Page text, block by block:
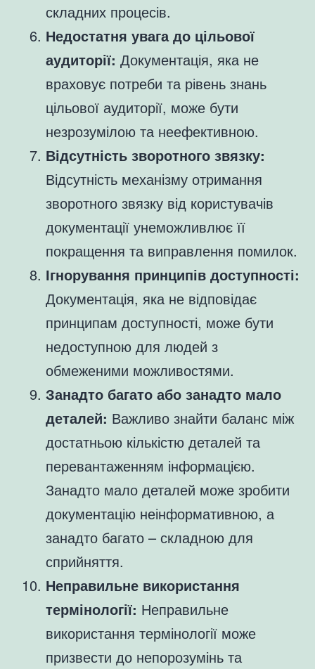
складних процесів.
Недостатня увага до цільової
аудиторії: Документація, яка не
враховує потреби та рівень знань
цільової аудиторії, може бути
незрозумілою та неефективною.
Відсутність зворотного звязку:
Відсутність механізму отримання
зворотного звязку від користувачів
документації унеможливлює її
покращення та виправлення помилок.
Ігнорування принципів доступності:
Документація, яка не відповідає
принципам доступності, може бути
недоступною для людей з
обмеженими можливостями.
Занадто багато або занадто мало
деталей: Важливо знайти баланс між
достатньою кількістю деталей та
перевантаженням інформацією.
Занадто мало деталей може зробити
документацію неінформативною, а
занадто багато – складною для
сприйняття.
Неправильне використання
термінології: Неправильне
використання термінології може
призвести до непорозумінь та